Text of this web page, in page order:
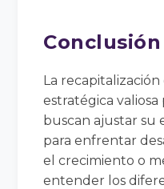
Conclusión
La
estratégica valiosa
buscan ajustar su
para enfrentar
el crecimiento o
entender los